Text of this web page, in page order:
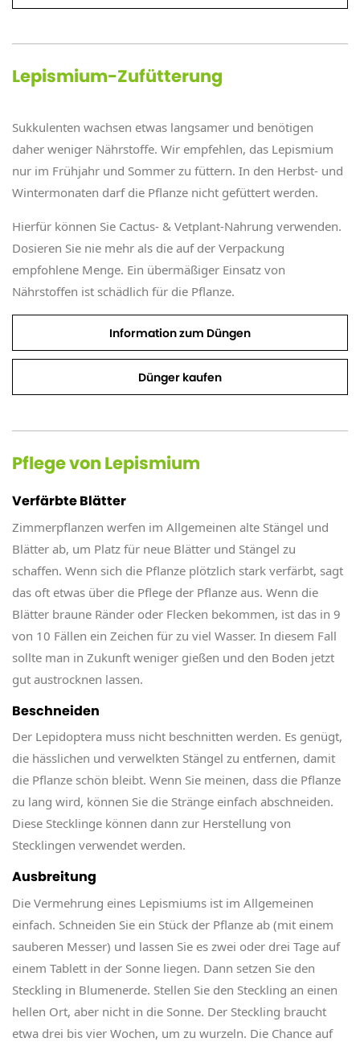
Lepismium-Zufütterung
Sukkulenten wachsen etwas langsamer und benötigen
daher weniger Nährstoffe. Wir empfehlen, das Lepismium
nur im Frühjahr und Sommer zu füttern. In den Herbst- und
Wintermonaten darf die Pflanze nicht gefüttert werden.
Hierfür können Sie Cactus- & Vetplant-Nahrung verwenden.
Dosieren Sie nie mehr als die auf der Verpackung
empfohlene Menge. Ein übermäßiger Einsatz von
Nährstoffen ist schädlich für die Pflanze.
Information zum Düngen
Dünger kaufen
Pflege von Lepismium
Verfärbte Blätter
Zimmerpflanzen werfen im Allgemeinen alte Stängel und
Blätter ab, um Platz für neue Blätter und Stängel zu
schaffen. Wenn sich die Pflanze plötzlich stark verfärbt, sagt
das oft etwas über die Pflege der Pflanze aus. Wenn die
Blätter braune Ränder oder Flecken bekommen, ist das in 9
von 10 Fällen ein Zeichen für zu viel Wasser. In diesem Fall
sollte man in Zukunft weniger gießen und den Boden jetzt
gut austrocknen lassen.
Beschneiden
Der Lepidoptera muss nicht beschnitten werden. Es genügt,
die hässlichen und verwelkten Stängel zu entfernen, damit
die Pflanze schön bleibt. Wenn Sie meinen, dass die Pflanze
zu lang wird, können Sie die Stränge einfach abschneiden.
Diese Stecklinge können dann zur Herstellung von
Stecklingen verwendet werden.
Ausbreitung
Die Vermehrung eines Lepismiums ist im Allgemeinen
einfach. Schneiden Sie ein Stück der Pflanze ab (mit einem
sauberen Messer) und lassen Sie es zwei oder drei Tage auf
einem Tablett in der Sonne liegen. Dann setzen Sie den
Steckling in Blumenerde. Stellen Sie den Steckling an einen
hellen Ort, aber nicht in die Sonne. Der Steckling braucht
etwa drei bis vier Wochen, um zu wurzeln. Die Chance auf